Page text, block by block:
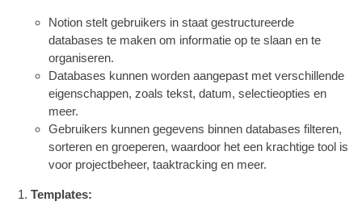
Notion stelt gebruikers in staat gestructureerde
databases te maken om informatie op te slaan en te
organiseren.
Databases kunnen worden aangepast met verschillende
eigenschappen, zoals tekst, datum, selectieopties en
meer.
Gebruikers kunnen gegevens binnen databases filteren,
sorteren en groeperen, waardoor het een krachtige tool is
voor projectbeheer, taaktracking en meer.
Templates: